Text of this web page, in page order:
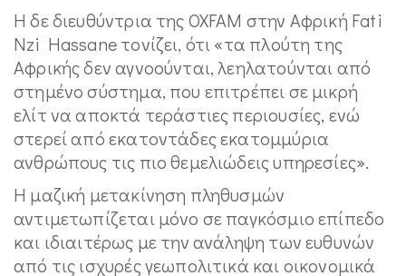
Η δε διευθύντρια της OXFAM στην Αφρική Fati
Nzi Hassane τονίζει, ότι «τα πλούτη της
Αφρικής δεν αγνοούνται, λεηλατούνται από
στημένο σύστημα, που επιτρέπει σε μικρή
ελίτ να αποκτά τεράστιες περιουσίες, ενώ
στερεί από εκατοντάδες εκατομμύρια
ανθρώπους τις πιο θεμελιώδεις υπηρεσίες».
Η μαζική μετακίνηση πληθυσμών
αντιμετωπίζεται μόνο σε παγκόσμιο επίπεδο
και ιδιαιτέρως με την ανάληψη των ευθυνών
από τις ισχυρές γεωπολιτικά και οικονομικά